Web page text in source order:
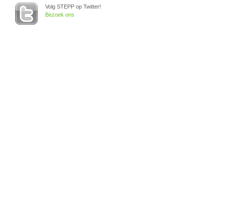
Volg STEPP op Twitter!
Bezoek ons